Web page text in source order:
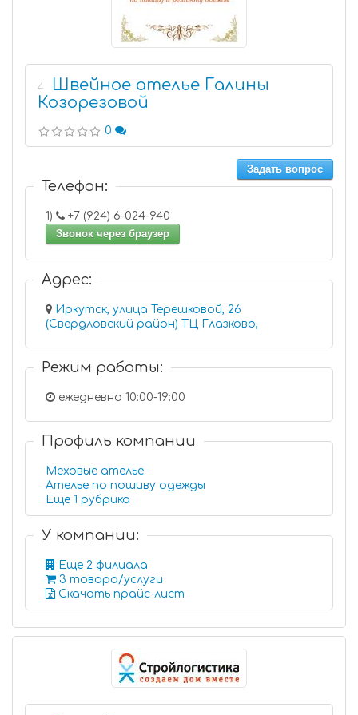
4
Швейное ателье Галины
Козорезовой
0
Задать вопрос
Телефон:
1)
+7 (924) 6-024-940
Звонок через браузер
Адрес:
Иркутск, улица Терешковой, 26
(Свердловский район) ТЦ Глазково,
Режим работы:
ежедневно 10:00-19:00
Профиль компании
Меховые ателье
Ателье по пошиву одежды
Еще 1 рубрика
У компании:
Еще 2 филиала
3 товара/услуги
Скачать прайс-лист